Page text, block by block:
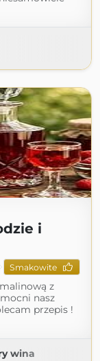
i
Smakowite
z
nasz
przepis !
wina